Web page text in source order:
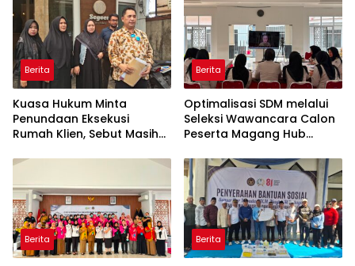
Berita
Kuasa Hukum Minta
Penundaan Eksekusi
Rumah Klien, Sebut Masih
Hukum yang Berjalan
Berita
Optimalisasi SDM melalui
Seleksi Wawancara Calon
Peserta Magang Hub
2026
Berita Berita